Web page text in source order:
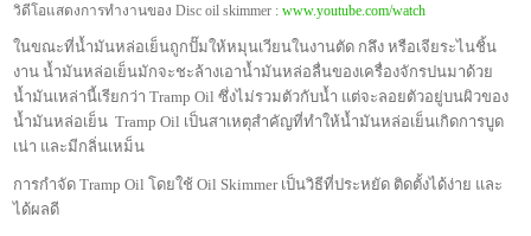
วิดีโอแสดงการทำงานของ Disc oil skimmer :www.youtube.com/watch
ในขณะที่น้ำมันหล่อเย็นถูกปั๊มให้หมุนเวียนในงานตัด กลึง หรือเจียระไนชิ้น
งาน น้ำมันหล่อเย็นมักจะชะล้างเอาน้ำมันหล่อลื่นของเครื่องจักรปนมาด้วย
น้ำมันเหล่านี้เรียกว่า Tramp Oil ซึ่งไม่รวมตัวกับน้ำ แต่จะลอยตัวอยู่บนผิวของ
น้ำมันหล่อเย็น Tramp Oil เป็นสาเหตุสำคัญที่ทำให้น้ำมันหล่อเย็นเกิดการบูด
เน่า และมีกลิ่นเหม็น
การกำจัด Tramp Oil โดยใช้ Oil Skimmer เป็นวิธีที่ประหยัด ติดตั้งได้ง่าย และ
ได้ผลดี